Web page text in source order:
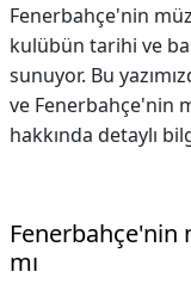
Fenerbahçe'nin
kulübün tarihi ve
sunuyor. Bu
ve Fenerbahçe'nin
hakkında detaylı
Fenerbahçe'nin
mı